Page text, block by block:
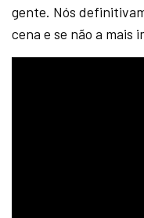
gente. Nós
cena e se não a mais